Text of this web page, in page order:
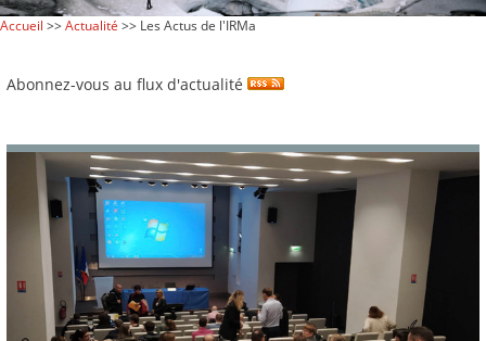
Accueil >>Actualité >> Les Actus de l'IRMa
Abonnez-vous au flux d'actualité